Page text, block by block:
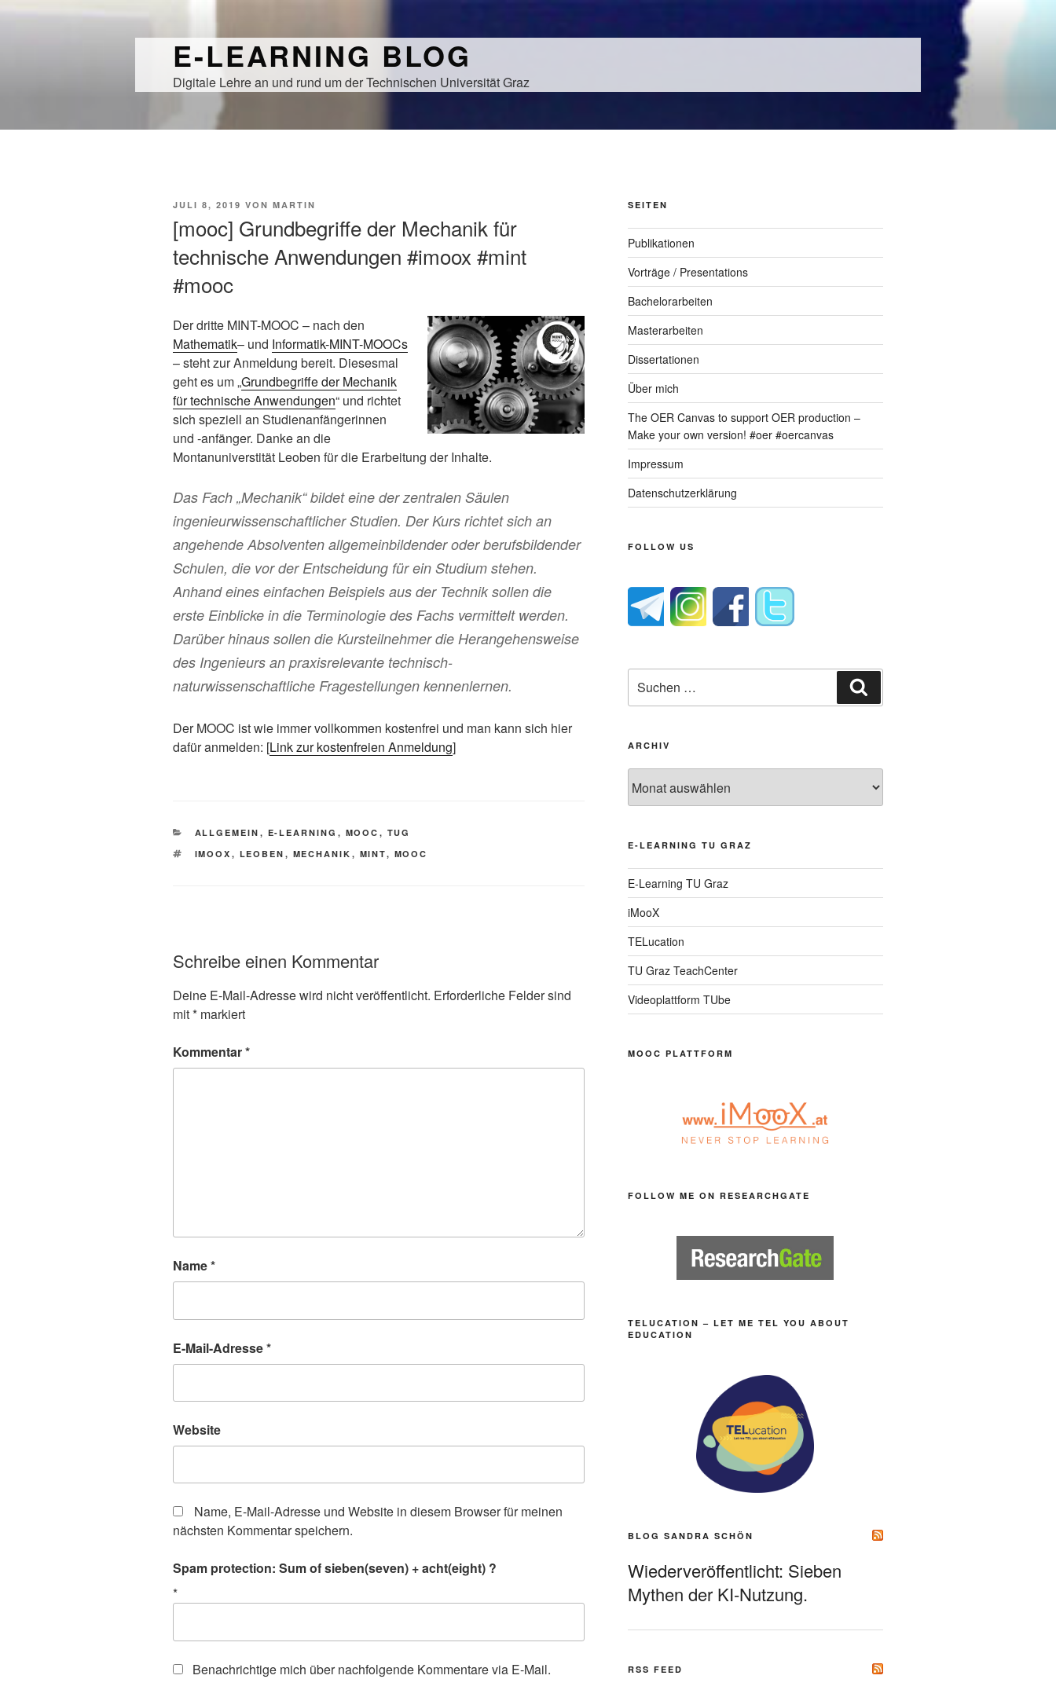
E-LEARNING BLOG
Digitale Lehre an und rund um der Technischen Universität Graz
VERÖFFENTLICHT
JULI 8, 2019 VON MARTIN
[mooc] Grundbegriffe der Mechanik für
technische Anwendungen #imoox #mint
#mooc
Der dritte MINT-MOOC – nach den
Mathematik– und Informatik-MINT-MOOCs
– steht zur Anmeldung bereit. Diesesmal
geht es um „Grundbegriffe der Mechanik
für technische Anwendungen“ und richtet
sich speziell an Studienanfängerinnen
und -anfänger. Danke an die
Montanuniverstität Leoben für die Erarbeitung der Inhalte.
Das Fach „Mechanik“ bildet eine der zentralen Säulen
ingenieurwissenschaftlicher Studien. Der Kurs richtet sich an
angehende Absolventen allgemeinbildender oder berufsbildender
Schulen, die vor der Entscheidung für ein Studium stehen.
Anhand eines einfachen Beispiels aus der Technik sollen die
erste Einblicke in die Terminologie des Fachs vermittelt werden.
Darüber hinaus sollen die Kursteilnehmer die Herangehensweise
des Ingenieurs an praxisrelevante technisch-
naturwissenschaftliche Fragestellungen kennenlernen.
Der MOOC ist wie immer vollkommen kostenfrei und man kann sich hier
dafür anmelden: [Link zur kostenfreien Anmeldung]
KATEGORIEN
ALLGEMEIN , E-LEARNING , MOOC , TUG
SCHLAGWÖRTER
IMOOX , LEOBEN , MECHANIK , MINT, MOOC
Schreibe einen Kommentar
Deine E-Mail-Adresse wird nicht veröffentlicht. Erforderliche Felder sind
mit* markiert
Kommentar*
Name*
E-Mail-Adresse*
Website
Name, E-Mail-Adresse und Website in diesem Browser für meinen
nächsten Kommentar speichern.
Spam protection: Sum of sieben(seven) + acht(eight) ?
*
Benachrichtige mich über nachfolgende Kommentare via E-Mail.
SEITEN
Publikationen
Vorträge / Presentations
Bachelorarbeiten
Masterarbeiten
Dissertationen
Über mich
The OER Canvas to support OER production –
Make your own version! #oer #oercanvas
Impressum
Datenschutzerklärung
FOLLOW US
nach:
ARCHIV
E-LEARNING TU GRAZ
E-Learning TU Graz
iMooX
TELucation
TU Graz TeachCenter
Videoplattform TUbe
MOOC PLATTFORM
FOLLOW ME ON RESEARCHGATE
TELUCATION – LET ME TEL YOU ABOUT
EDUCATION
BLOG SANDRA SCHÖN
Wiederveröffentlicht: Sieben
Mythen der KI-Nutzung.
RSS FEED